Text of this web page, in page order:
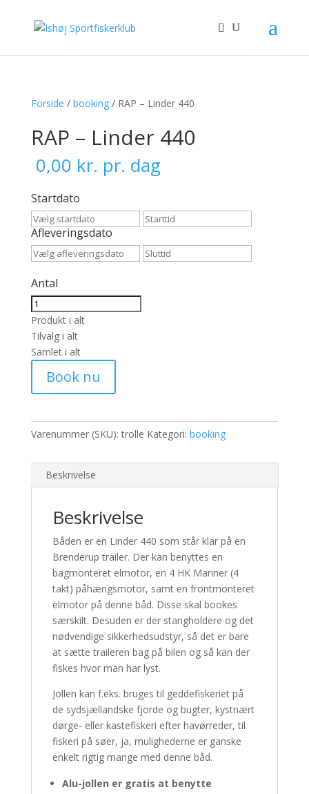
Forside / booking/ RAP – Linder 440
RAP – Linder 440
0,00 kr. pr. dag
Startdato
Afleveringsdato
Antal
Produkt i alt
Tilvalg i alt
Samlet i alt
Book nu
Varenummer (SKU):trolle Kategori: booking
Beskrivelse
Beskrivelse
Båden er en Linder 440 som står klar på en
Brenderup trailer. Der kan benyttes en
bagmonteret elmotor, en 4 HK Mariner (4
takt) påhængsmotor, samt en frontmonteret
elmotor på denne båd. Disse skal bookes
særskilt. Desuden er der stangholdere og det
nødvendige sikkerhedsudstyr, så det er bare
at sætte traileren bag på bilen og så kan der
fiskes hvor man har lyst.
Jollen kan f.eks. bruges til geddefiskeriet på
de sydsjællandske fjorde og bugter, kystnært
dørge- eller kastefiskeri efter havørreder, til
fiskeri på søer, ja, mulighederne er ganske
enkelt rigtig mange med denne båd.
Alu-jollen er gratis at benytte